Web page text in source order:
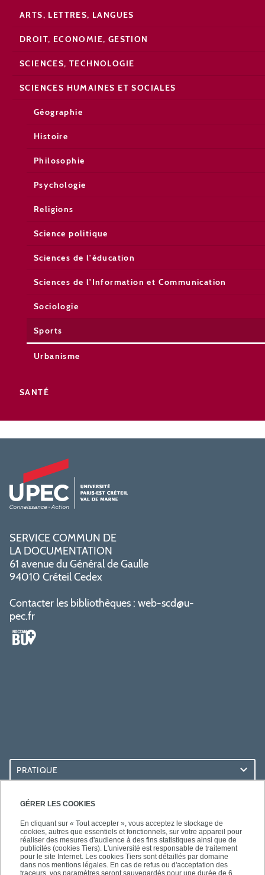
GÉRER LES COOKIES
En cliquant sur « Tout accepter », vous acceptez le stockage de
cookies, autres que essentiels et fonctionnels, sur votre appareil pour
réaliser des mesures d'audience à des fins statistiques ainsi que de
publicités (cookies Tiers). L'université est responsable de traitement
pour le site Internet. Les cookies Tiers sont détaillés par domaine
dans nos mentions légales. En cas de refus ou d'acceptation des
ARTS, LETTRES, LANGUES
DROIT, ECONOMIE, GESTION
SCIENCES, TECHNOLOGIE
SCIENCES HUMAINES ET SOCIALES
Géographie
Histoire
Philosophie
Psychologie
Religions
Science politique
Sciences de l'éducation
Sciences de l'Information et Communication
Sociologie
Sports
Urbanisme
SANTÉ
SERVICE COMMUN DE
LA DOCUMENTATION
61 avenue du Général de Gaulle
94010 Créteil Cedex
Contacter les bibliothèques : web-scd@u-
pec.fr
PRATIQUE
ACCÈS RAPIDES
LES BU SUR...